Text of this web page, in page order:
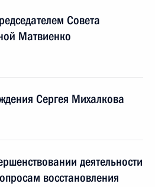
Совета
Матвиенко
Сергея Михалкова
деятельности
восстановления